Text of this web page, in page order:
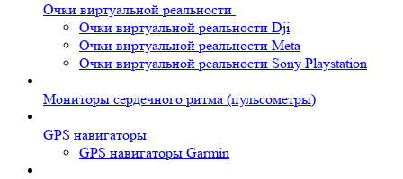
Очки виртуальной реальности
Очки виртуальной реальности Dji
Очки виртуальной реальности Meta
Очки виртуальной реальности Sony Playstation
Мониторы сердечного ритма (пульсометры)
GPS навигаторы
GPS навигаторы Garmin